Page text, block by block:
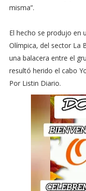
misma”.
El hecho se produjo en
Olímpica, del sector La
una balacera entre el
resultó herido el cabo
Por Listin Diario.